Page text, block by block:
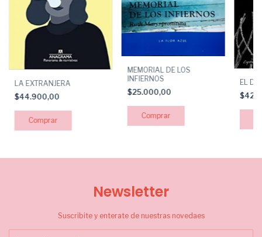
LA EXTRANJERA
$44.900,00
MEMORIAL DE LOS
INFIERNOS
$25.000,00
EL
Newsletter
Suscribite y enterate de nuestras novedaes